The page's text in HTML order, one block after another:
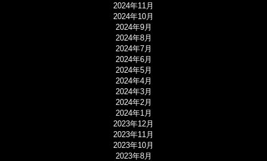
2024年11月
2024年10月
2024年9月
2024年8月
2024年7月
2024年6月
2024年5月
2024年4月
2024年3月
2024年2月
2024年1月
2023年12月
2023年11月
2023年10月
2023年8月